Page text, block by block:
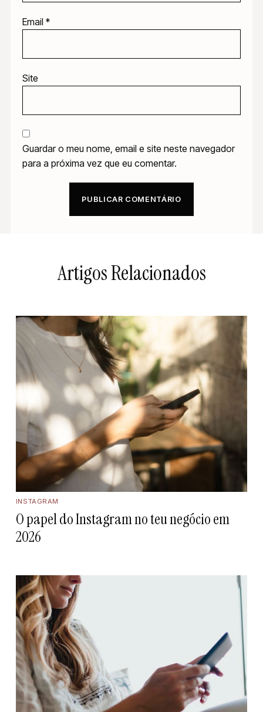
Email *
Site
Guardar o meu nome, email e site neste navegador
para a próxima vez que eu comentar.
Artigos Relacionados
INSTAGRAM
O papel do Instagram no teu negócio em
2026